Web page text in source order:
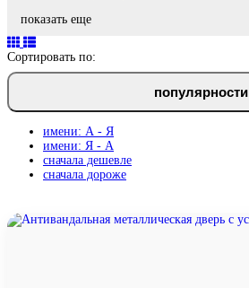
показать еще
Сортировать по:
популярности
имени: А - Я
имени: Я - А
сначала дешевле
сначала дороже